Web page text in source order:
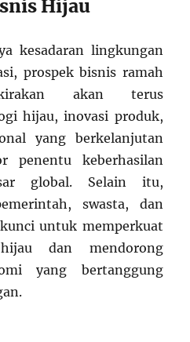
Hijau
kesadaran lingkungan
prospek bisnis ramah
akan terus
hijau, inovasi produk,
yang berkelanjutan
penentu keberhasilan
global. Selain itu,
swasta, dan
untuk memperkuat
dan mendorong
yang bertanggung